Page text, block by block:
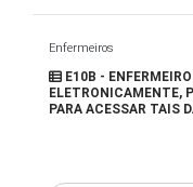
Enfermeiros
E10B -
ELETRONICAMENTE,
PARA ACESSAR TAIS